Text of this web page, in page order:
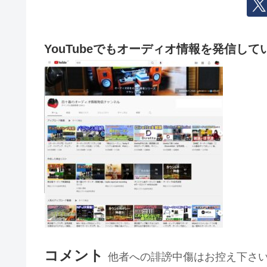
YouTubeでもオーディオ情報を発信して
コメント 他者への誹謗中傷はお控え下さ